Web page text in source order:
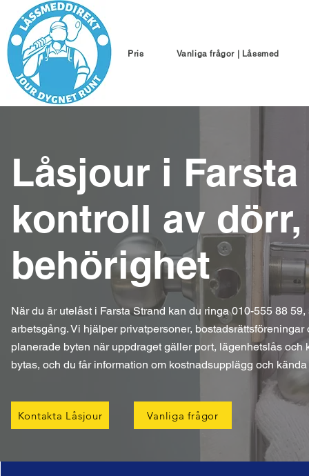
Pris Vanliga frågor | Låssmed
Låsjour i
kontroll av
behörighet
När du är utelåst i Farsta Strand kan du ringa 010-555 88
arbetsgång. Vi hjälper privatpersoner,
planerade byten när uppdraget gäller port, lägenhetslås
bytas, och du får information om kostnadsupplägg och
Kontakta Låsjour Vanliga frågor